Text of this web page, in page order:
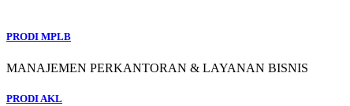
PRODI MPLB
MANAJEMEN PERKANTORAN & LAYANAN BISNIS
PRODI AKL